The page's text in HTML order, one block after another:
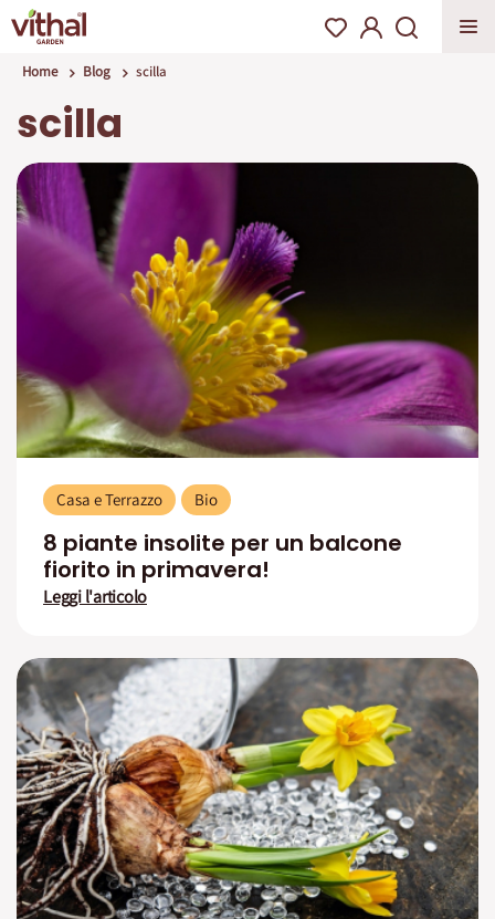
Home Blog scilla
scilla
Casa e Terrazzo Bio
8 piante insolite per un balcone
fiorito in primavera!
Leggi l'articolo